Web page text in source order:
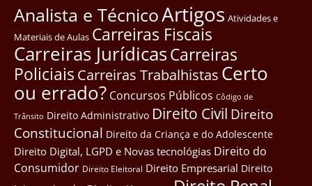
Analista e TécnicoArtigos Atividades e
Materiais de Aulas Carreiras Fiscais
Carreiras JurídicasCarreiras
Policiais Carreiras Trabalhistas Certo
ou errado? Concursos Públicos Côdigo de
Trânsito Direito Administrativo Direito Civil Direito
Constitucional Direito da Criança e do Adolescente
Direito Digital, LGPD e Novas tecnológias Direito do
Consumidor Direito Eleitoral Direito Empresarial Direito